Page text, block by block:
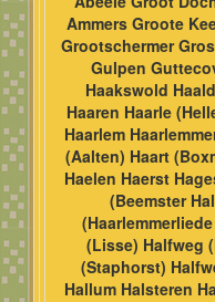
Ammers Groote
Grootschermer
Gulpen
Haakswold
Haaren Haarle
Haarlem
(Aalten) Haart
Haelen Haerst
(Beemster
(Lisse) Halfweg
(Staphorst)
Hallum Halsteren